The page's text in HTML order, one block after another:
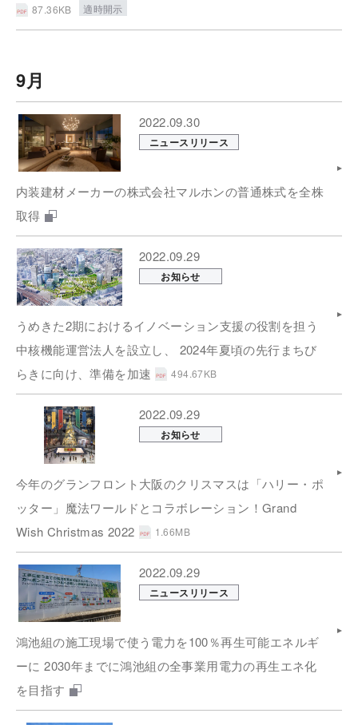
87.36KB 適時開示
9月
2022.09.30
ニュースリリース
内装建材メーカーの株式会社マルホンの普通株式を全株
取得
2022.09.29
お知らせ
うめきた2期におけるイノベーション支援の役割を担う
中核機能運営法人を設立し、 2024年夏頃の先行まちび
らきに向け、準備を加速
494.67KB
2022.09.29
お知らせ
今年のグランフロント大阪のクリスマスは「ハリー・ポ
ッター」魔法ワールドとコラボレーション！Grand
Wish Christmas 2022
1.66MB
2022.09.29
ニュースリリース
鴻池組の施工現場で使う電力を100％再生可能エネルギ
ーに 2030年までに鴻池組の全事業用電力の再生エネ化
を目指す